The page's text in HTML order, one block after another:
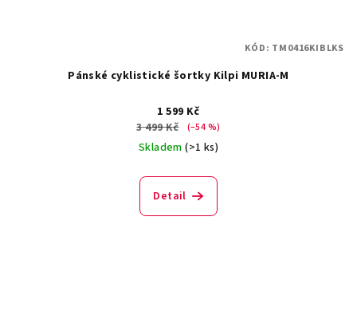
Pánské cyklistické šortky Kilpi MURIA-M
1 599 Kč
3 499 Kč
(–54 %)
Skladem(>1 ks)
Detail
KÓD: TM0416KIBLKS